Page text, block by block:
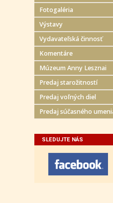
Fotogaléria
Výstavy
Vydavateľská činnosť
Komentáre
Múzeum Anny Lesznai
Predaj starožitností
Predaj voľných diel
Predaj súčasného
SLEDUJTE NÁS